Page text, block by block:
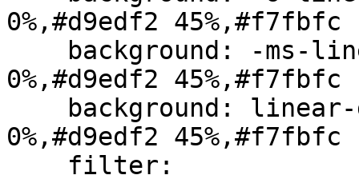
0%,#d9edf2 45%,#f7fbfc
0%,#d9edf2 45%,#f7fbfc
0%,#d9edf2 45%,#f7fbfc